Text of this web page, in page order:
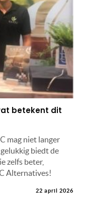
betekent dit
mag niet langer
biedt de
zelfs beter,
Alternatives!
22 april 2026